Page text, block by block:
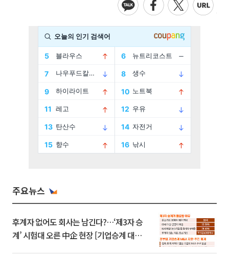
주요뉴스
후계자 없어도 회사는 남긴다?…‘제3자 승
계’ 시험대 오른 中企 현장 [기업승계 대전